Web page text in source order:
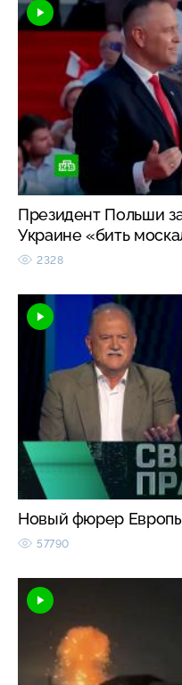
Президент Польши
Украине «бить
2328
Новый фюрер
57790